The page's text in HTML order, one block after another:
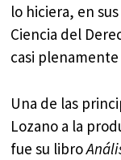
lo hiciera, en
Ciencia del
casi
Una de las
Lozano a la
fue su libro